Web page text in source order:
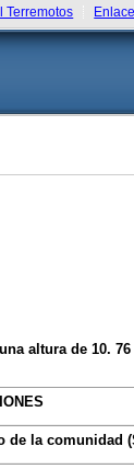
Terremotos
altura de 10.
de la comunidad